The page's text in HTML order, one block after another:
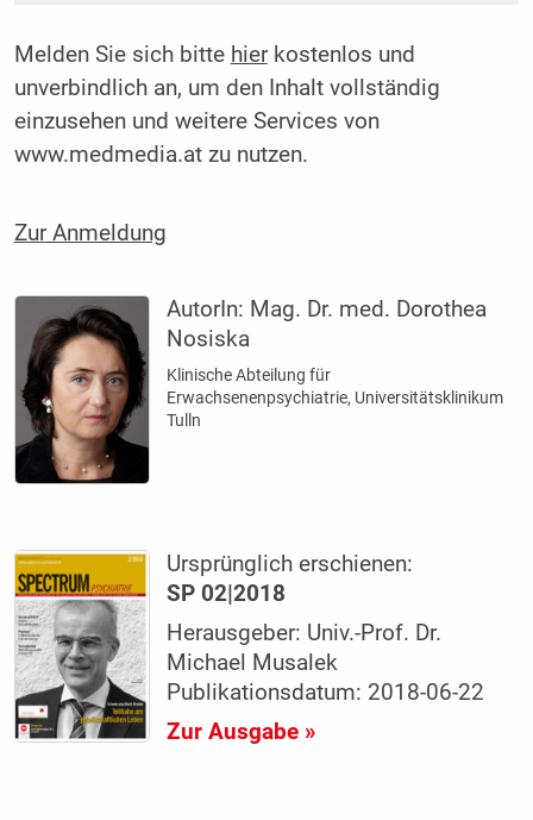
Melden Sie sich bitte hierkostenlos und
unverbindlich an, um den Inhalt vollständig
einzusehen und weitere Services von
www.medmedia.at zu nutzen.
Zur Anmeldung
AutorIn: Mag. Dr. med. Dorothea
Nosiska
Klinische Abteilung für
Erwachsenenpsychiatrie, Universitätsklinikum
Tulln
Ursprünglich erschienen:
SP 02|2018
Herausgeber: Univ.-Prof. Dr.
Michael Musalek
Publikationsdatum: 2018-06-22
Zur Ausgabe »